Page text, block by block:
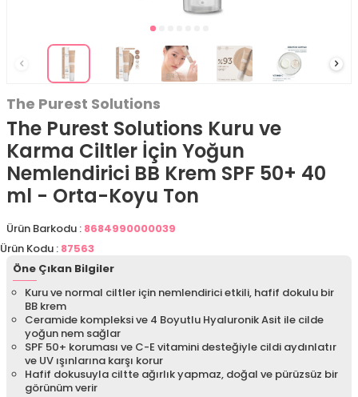
The Purest Solutions
The Purest Solutions Kuru ve
Karma Ciltler İçin Yoğun
Nemlendirici BB Krem SPF 50+ 40
ml - Orta-Koyu Ton
Ürün Barkodu : 8684990000039
Ürün Kodu : 87563
Öne Çıkan Bilgiler
Kuru ve normal ciltler için nemlendirici etkili, hafif dokulu bir
BB krem
Ceramide kompleksi ve 4 Boyutlu Hyaluronik Asit ile cilde
yoğun nem sağlar
SPF 50+ koruması ve C-E vitamini desteğiyle cildi aydınlatır
ve UV ışınlarına karşı korur
Hafif dokusuyla ciltte ağırlık yapmaz, doğal ve pürüzsüz bir
görünüm verir